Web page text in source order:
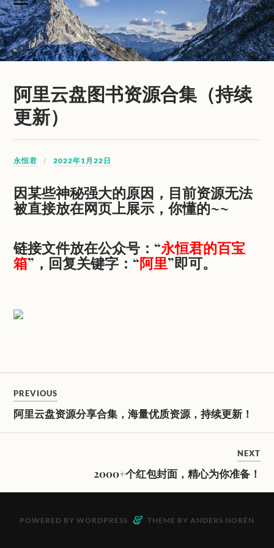
阿里云盘图书资源合集（持续
更新）
永恒君 2022年1月22日
因某些神秘强大的原因，目前资源无法
被直接放在网页上展示，你懂的~~
链接文件放在公众号 ： “永恒君的百宝
箱”， 回复关键字：“阿里”即可。
PREVIOUS
阿里云盘资源分享合集，海量优质资源，持续更新！
NEXT
2000+个红包封面，精心为你准备！
POWERED BY WORDPRESS & THEME BY ANDERS NORÉN